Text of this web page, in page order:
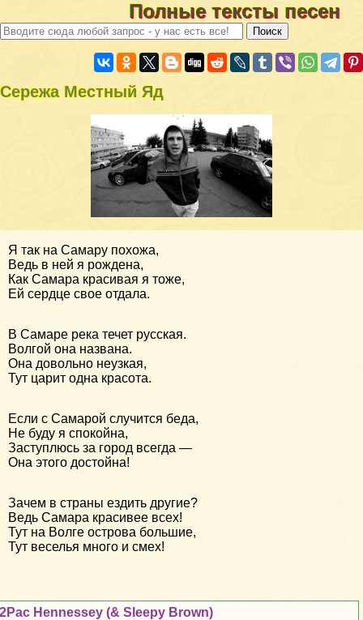
Полные тексты песен
Сережа Местный Яд
Я так на Самару похожа,
Ведь в ней я рождена,
Как Самара красивая я тоже,
Ей сердце свое отдала.
В Самаре река течет русская.
Волгой она названа.
Она довольно неузкая,
Тут царит одна красота.
Если с Самарой случится беда,
Не буду я спокойна,
Заступлюсь за город всегда —
Она этого достойна!
Зачем в страны ездить другие?
Ведь Самара красивее всех!
Тут на Волге острова большие,
Тут веселья много и смех!
2Pac Hennessey (& Sleepy Brown)